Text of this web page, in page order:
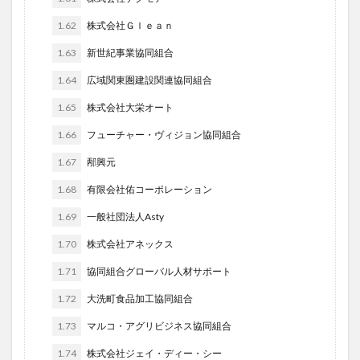
1.62 株式会社Ｇｌｅａｎ
1.63 新世紀事業協同組合
1.64 広域関東圏建設関連協同組合
1.65 株式会社大栄オート
1.66 フューチャー・ヴィジョン協同組合
1.67 邴興元
1.68 有限会社佑コーポレーション
1.69 一般社団法人Asty
1.70 株式会社アネックス
1.71 協同組合グローバル人材サポート
1.72 大洗町食品加工協同組合
1.73 マルコ・アグリビジネス協同組合
1.74 株式会社ジェイ・ディー・シー